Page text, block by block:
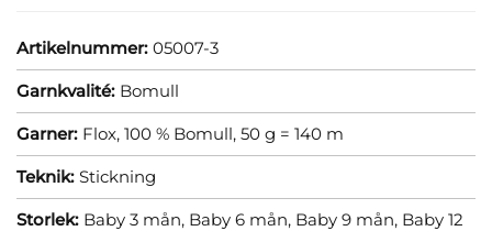
Artikelnummer: 05007-3
Garnkvalité: Bomull
Garner: Flox, 100 % Bomull, 50 g = 140 m
Teknik: Stickning
Storlek: Baby 3 mån, Baby 6 mån, Baby 9 mån, Baby 12